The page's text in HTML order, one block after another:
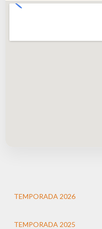
TEMPORADA 2026
TEMPORADA 2025